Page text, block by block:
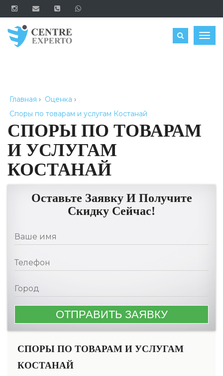
ЗАКАЗАТЬ
Главная › Оценка ›
Споры по товарам и услугам Костанай
СПОРЫ ПО ТОВАРАМ
И УСЛУГАМ
КОСТАНАЙ
Оставьте Заявку И Получите
Скидку Сейчас!
СПОРЫ ПО ТОВАРАМ И УСЛУГАМ
КОСТАНАЙ